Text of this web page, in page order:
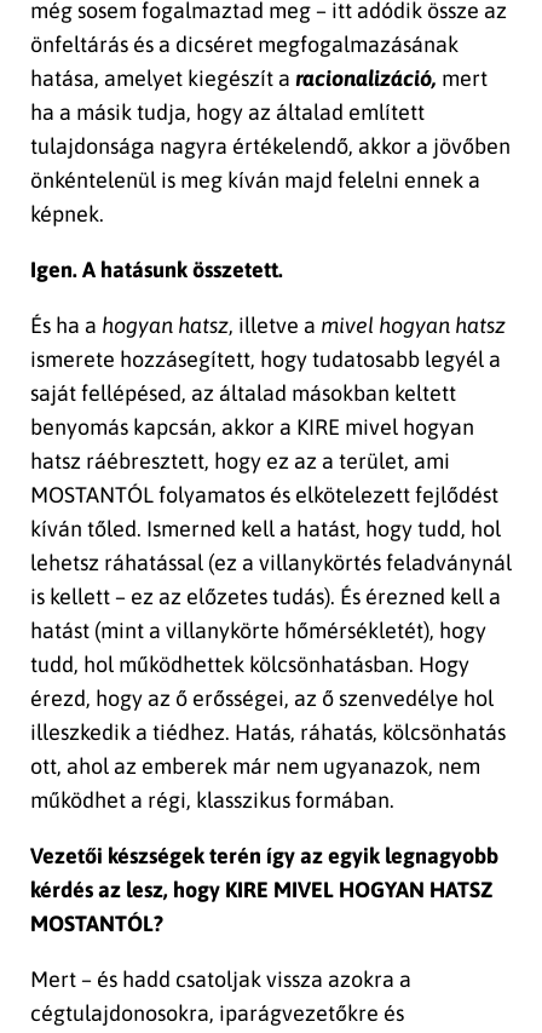
még sosem fogalmaztad meg – itt adódik össze az
önfeltárás és a dicséret megfogalmazásának
hatása, amelyet kiegészít a racionalizáció, mert
ha a másik tudja, hogy az általad említett
tulajdonsága nagyra értékelendő, akkor a jövőben
önkéntelenül is meg kíván majd felelni ennek a
képnek.
Igen. A hatásunk összetett.
És ha a hogyan hatsz, illetve a mivel hogyan hatsz
ismerete hozzásegített, hogy tudatosabb legyél a
saját fellépésed, az általad másokban keltett
benyomás kapcsán, akkor a KIRE mivel hogyan
hatsz ráébresztett, hogy ez az a terület, ami
MOSTANTÓL folyamatos és elkötelezett fejlődést
kíván tőled. Ismerned kell a hatást, hogy tudd, hol
lehetsz ráhatással (ez a villanykörtés feladványnál
is kellett – ez az előzetes tudás). És érezned kell a
hatást (mint a villanykörte hőmérsékletét), hogy
tudd, hol működhettek kölcsönhatásban. Hogy
érezd, hogy az ő erősségei, az ő szenvedélye hol
illeszkedik a tiédhez. Hatás, ráhatás, kölcsönhatás
ott, ahol az emberek már nem ugyanazok, nem
működhet a régi, klasszikus formában.
Vezetői készségek terén így az egyik legnagyobb
kérdés az lesz, hogy KIRE MIVEL HOGYAN HATSZ
MOSTANTÓL?
Mert – és hadd csatoljak vissza azokra a
cégtulajdonosokra, iparágvezetőkre és